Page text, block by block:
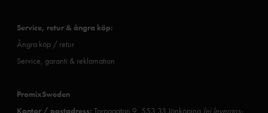
Service, retur & ångra köp:
Ångra köp / retur
Service, garanti & reklamation
PromixSweden
Kontor / postadress: Torpagatan 9, 553 33 Jönköping (ej leverans-